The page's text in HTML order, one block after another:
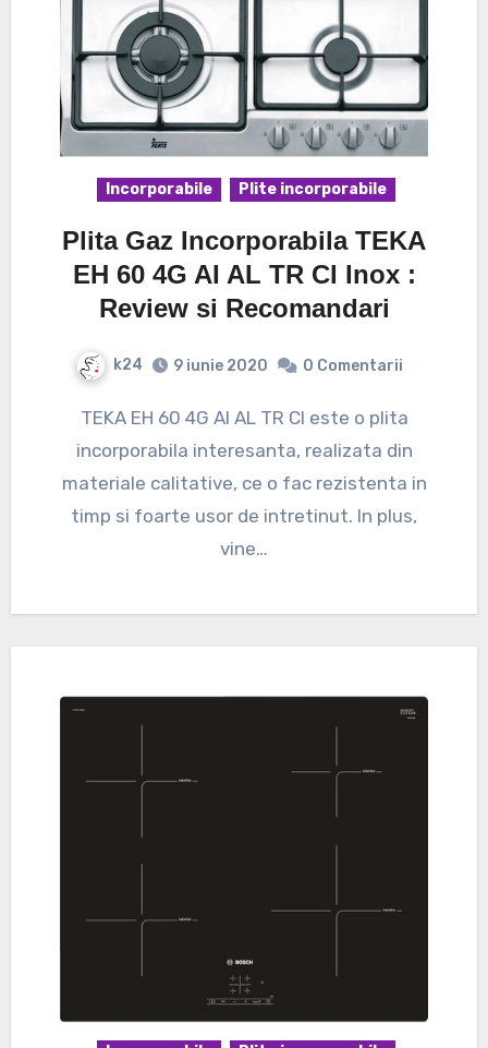
Incorporabile Plite incorporabile
Plita Gaz Incorporabila TEKA
EH 60 4G AI AL TR CI Inox :
Review si Recomandari
k24 9 iunie 2020 0 Comentarii
TEKA EH 60 4G AI AL TR CI este o plita
incorporabila interesanta, realizata din
materiale calitative, ce o fac rezistenta in
timp si foarte usor de intretinut. In plus,
vine…